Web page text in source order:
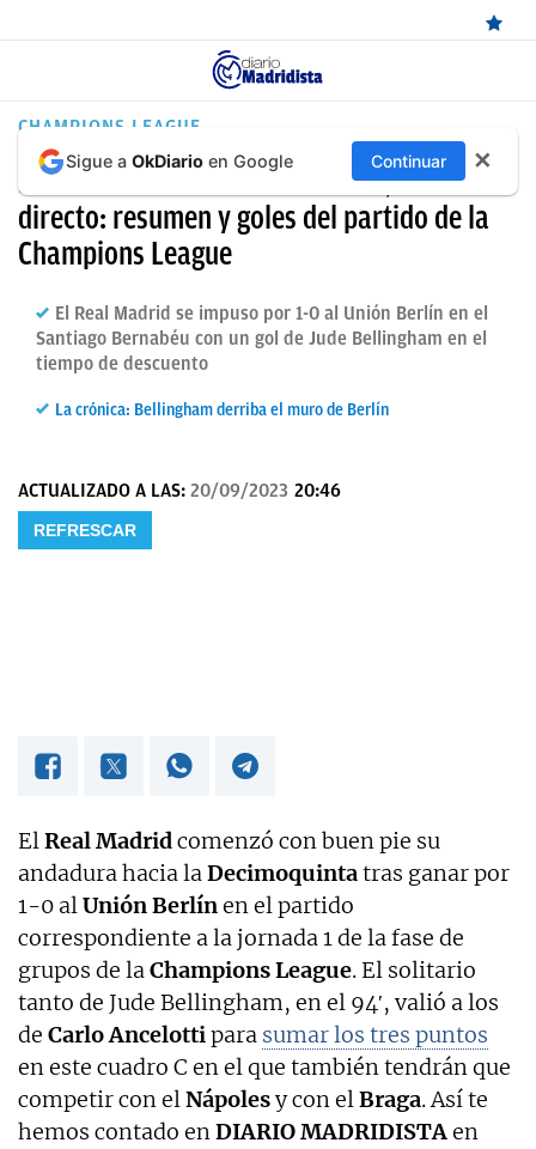
ÚLTIMAS
NOTICIAS
REAL
MADRID
CANTERA
FEMENINO
PAPARAZZI
CHAMPIONS LEAGUE
Resultado Madrid – Unión Berlín, en
directo: resumen y goles del partido de la
Champions League
El Real Madrid se impuso por 1-0 al Unión Berlín en el
Santiago Bernabéu con un gol de Jude Bellingham en el
tiempo de descuento
La crónica: Bellingham derriba el muro de Berlín
ACTUALIZADO A LAS: 20/09/2023 20:46
REFRESCAR
ElReal Madridcomenzó con buen pie su
andadura hacia laDecimoquintatras ganar por
1-0 alUnión Berlínen el partido
correspondiente a la jornada 1 de la fase de
grupos de laChampions League. El solitario
tanto de Jude Bellingham, en el 94′, valió a los
de Carlo Ancelottipara sumar los tres puntos
en este cuadro C en el que también tendrán que
competir con elNápolesy con elBraga. Así te
hemos contado enDIARIO MADRIDISTAen
Sigue a OkDiario en Google Continuar ✕